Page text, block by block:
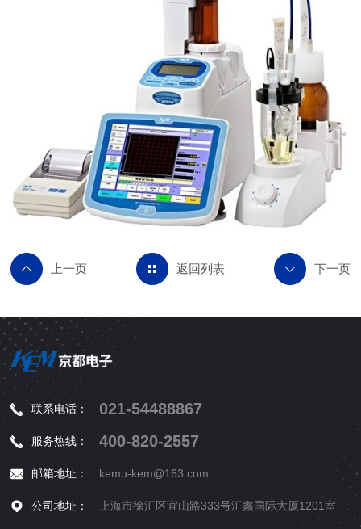
返回列表
联系电话： 021-54488867
服务热线： 400-820-2557
邮箱地址： kemu-kem@163.com
公司地址： 上海市徐汇区宜山路333号汇鑫国际大厦1201室